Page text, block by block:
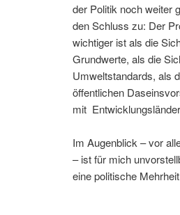
der Politik noch weiter
den Schluss zu: Der
wichtiger ist als die
Grundwerte, als die
Umweltstandards, als
öffentlichen
mit
Im Augenblick – vor
– ist für mich
eine politische